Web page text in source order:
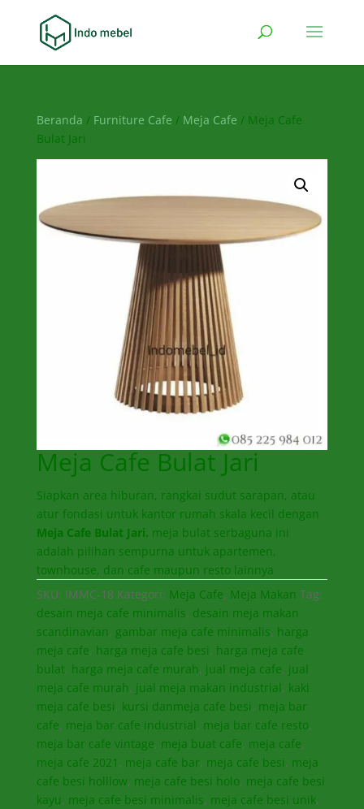
Beranda / Furniture Cafe / Meja Cafe / Meja Cafe
Bulat Jari
Meja Cafe Bulat Jari
Siapkan area hiburan, rangkai sudut sarapan, atau
atur fondasi untuk kantor rumah skala kecil dengan
Meja Cafe Bulat Jari. meja bulat serbaguna ini
adalah pilihan sempurna untuk apartemen,
townhouse, dan cafe maupun resto lainnya
SKU: IMMC-18 Kategori: Meja Cafe, Meja Makan Tag:
desain meja cafe minimalis, desain meja makan
scandinavian, gambar meja cafe minimalis, harga
meja cafe, harga meja cafe besi, harga meja cafe
bulat, harga meja cafe murah, jual meja cafe, jual
meja cafe murah, jual meja makan industrial, kaki
meja cafe besi, kursi danmeja cafe besi, meja bar
cafe, meja bar cafe industrial, meja bar cafe resto,
meja bar cafe vintage, meja buat cafe, meja cafe,
meja cafe 2021 , meja cafe bar, meja cafe besi, meja
cafe besi holllow, meja cafe besi holo, meja cafe besi
kayu, meja cafe besi minimalis, meja cafe besi unik,